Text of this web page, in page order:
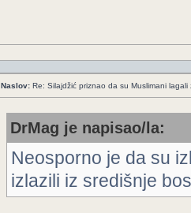
Naslov: Re: Silajdžić priznao da su Muslimani lagali
DrMag je napisao/la:
Neosporno je da su
izlazili iz središnje